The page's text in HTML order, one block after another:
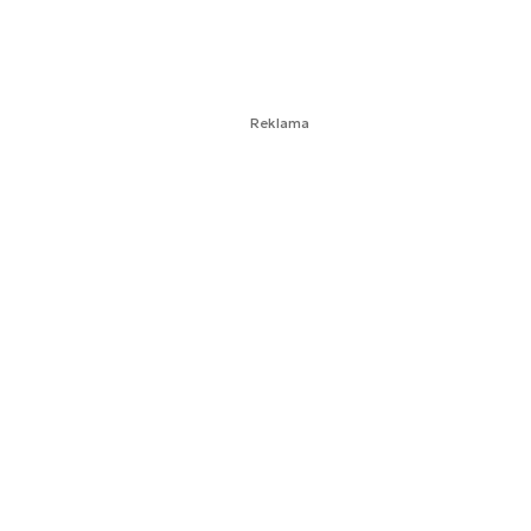
Reklama